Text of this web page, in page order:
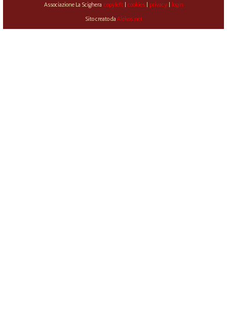
Associazione La Scighera copyleft| cookies| privacy| login
Sito creato da Alekos.net